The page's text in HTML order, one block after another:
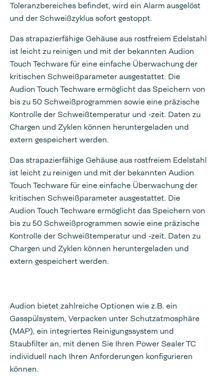
Toleranzbereiches befindet, wird ein Alarm ausgelöst
und der Schweißzyklus sofort gestoppt.
Das strapazierfähige Gehäuse aus rostfreiem Edelstahl
ist leicht zu reinigen und mit der bekannten Audion
Touch Techware für eine einfache Überwachung der
kritischen Schweißparameter ausgestattet. Die
Audion Touch Techware ermöglicht das Speichern von
bis zu 50 Schweißprogrammen sowie eine präzische
Kontrolle der Schweißtemperatur und -zeit. Daten zu
Chargen und Zyklen können heruntergeladen und
extern gespeichert werden.
Das strapazierfähige Gehäuse aus rostfreiem Edelstahl
ist leicht zu reinigen und mit der bekannten Audion
Touch Techware für eine einfache Überwachung der
kritischen Schweißparameter ausgestattet. Die
Audion Touch Techware ermöglicht das Speichern von
bis zu 50 Schweißprogrammen sowie eine präzische
Kontrolle der Schweißtemperatur und -zeit. Daten zu
Chargen und Zyklen können heruntergeladen und
extern gespeichert werden.
Audion bietet zahlreiche Optionen wie z.B. ein
Gasspülsystem, Verpacken unter Schutzatmosphäre
(MAP), ein integriertes Reinigungssystem und
Staubfilter an, mit denen Sie Ihren Power Sealer TC
individuell nach Ihren Anforderungen konfigurieren
können.